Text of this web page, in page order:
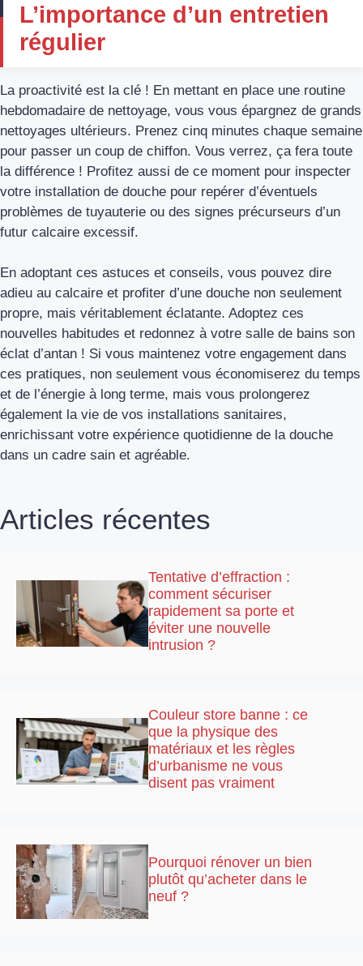
L’importance d’un entretien
régulier
La proactivité est la clé ! En mettant en place une routine
hebdomadaire de nettoyage, vous vous épargnez de grands
nettoyages ultérieurs. Prenez cinq minutes chaque semaine
pour passer un coup de chiffon. Vous verrez, ça fera toute
la différence ! Profitez aussi de ce moment pour inspecter
votre installation de douche pour repérer d’éventuels
problèmes de tuyauterie ou des signes précurseurs d’un
futur calcaire excessif.
En adoptant ces astuces et conseils, vous pouvez dire
adieu au calcaire et profiter d’une douche non seulement
propre, mais véritablement éclatante. Adoptez ces
nouvelles habitudes et redonnez à votre salle de bains son
éclat d’antan ! Si vous maintenez votre engagement dans
ces pratiques, non seulement vous économiserez du temps
et de l’énergie à long terme, mais vous prolongerez
également la vie de vos installations sanitaires,
enrichissant votre expérience quotidienne de la douche
dans un cadre sain et agréable.
Articles récentes
Tentative d’effraction :
comment sécuriser
rapidement sa porte et
éviter une nouvelle
intrusion ?
Couleur store banne : ce
que la physique des
matériaux et les règles
d’urbanisme ne vous
disent pas vraiment
Pourquoi rénover un bien
plutôt qu’acheter dans le
neuf ?